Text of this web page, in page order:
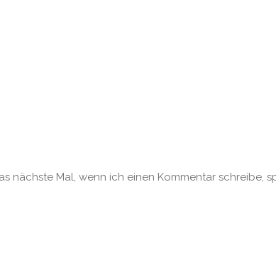
nächste Mal, wenn ich einen Kommentar schreibe,